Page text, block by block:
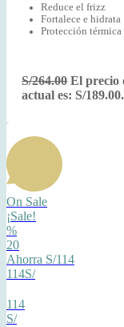
Reduce el frizz
Fortalece e hidrata
Protección térmica
S/264.00 El precio
actual es: S/189.00.
On Sale
¡Sale!
%
20
Ahorra S/114
114S/
114
S/